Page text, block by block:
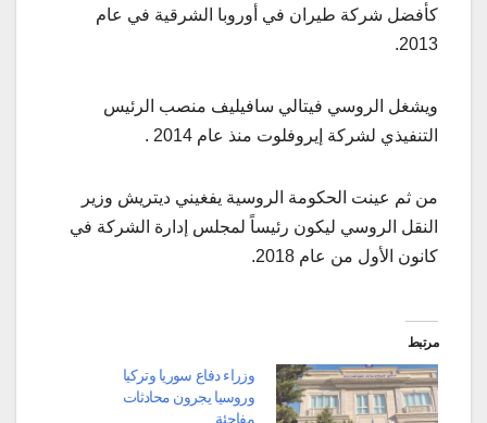
كأفضل شركة طيران في أوروبا الشرقية في عام
2013.
ويشغل الروسي فيتالي سافيليف منصب الرئيس
التنفيذي لشركة إيروفلوت منذ عام 2014 .
من ثم عينت الحكومة الروسية يفغيني ديتريش وزير
النقل الروسي ليكون رئيساً لمجلس إدارة الشركة في
كانون الأول من عام 2018.
مرتبط
وزراء دفاع سوريا وتركيا
وروسيا يجرون محادثات
مفاجئة